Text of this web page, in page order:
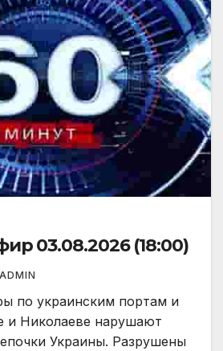
03.08.2026 (18:00)
ADMIN
по украинским портам и
и Николаеве нарушают
Украины. Разрушены